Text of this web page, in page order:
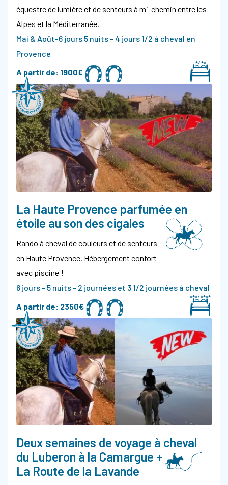
équestre de lumière et de senteurs à mi-chemin entre les
Alpes et la Méditerranée.
Mai & Août-6 jours 5 nuits - 4 jours 1/2 à cheval en
Provence
A partir de: 1900€
La Haute Provence parfumée en
étoile au son des cigales
Rando à cheval de couleurs et de senteurs
en Haute Provence. Hébergement confort
avec piscine !
6 jours - 5 nuits - 2 journées et 3 1/2 journées à cheval
A partir de: 2350€
Deux semaines de voyage à cheval
du Luberon à la Camargue +
La Route de la Lavande